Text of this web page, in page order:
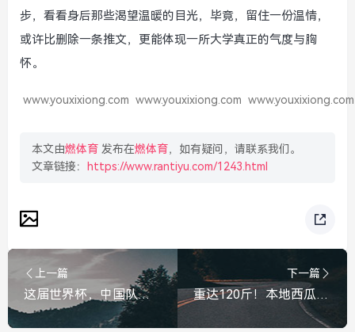
步，看看身后那些渴望温暖的目光，毕竟，留住一份温情，
或许比删除一条推文，更能体现一所大学真正的气度与胸
怀。
www.youxixiong.com www.youxixiong.com www.youxixiong.com
本文由燃体育 发布在燃体育，如有疑问，请联系我们。
文章链接：
https://www.rantiyu.com/1243.html
上一篇
这届世界杯，中国队缺席了，但中国制造赢麻了，中国队缺席，中国制造却赢麻了
下一篇
重达120斤！本地西瓜王1元起拍，谁是今晚的幸运瓜主？